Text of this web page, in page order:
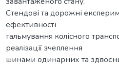
Стендові та дорожні
ефективності
гальмування колісного
реалізації зчеплення
шинами одинарних та